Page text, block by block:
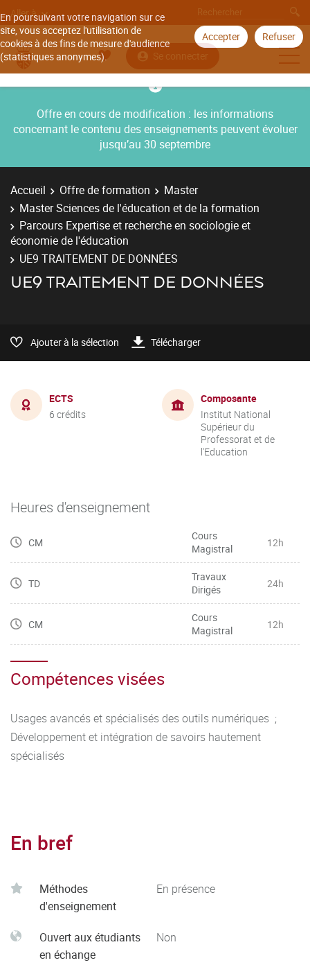
En poursuivant votre navigation sur ce
site, vous acceptez l'utilisation de
cookies à des fins de mesure d'audience
(statistiques anonymes).
Accepter Refuser
Aller à
Se connecter
Offre en cours de modification : les informations
concernant le contenu des enseignements peuvent évoluer
jusqu’au 30 septembre
Accueil Offre de formation
Master
Master Sciences de l'éducation et de la formation
Parcours Expertise et recherche en sociologie et
économie de l'éducation
UE9 TRAITEMENT DE DONNÉES
UE9 TRAITEMENT DE DONNÉES
Ajouter à la sélection Télécharger
ECTS
6 crédits
Composante
Institut National
Supérieur du
Professorat et de
l'Education
Heures d'enseignement
CM
Cours
Magistral
12h
TD
Travaux
Dirigés
24h
CM
Cours
Magistral
12h
Compétences visées
Usages avancés et spécialisés des outils numériques ;
Développement et intégration de savoirs hautement
spécialisés
En bref
Méthodes
d'enseignement
En présence
Ouvert aux étudiants
en échange
Non